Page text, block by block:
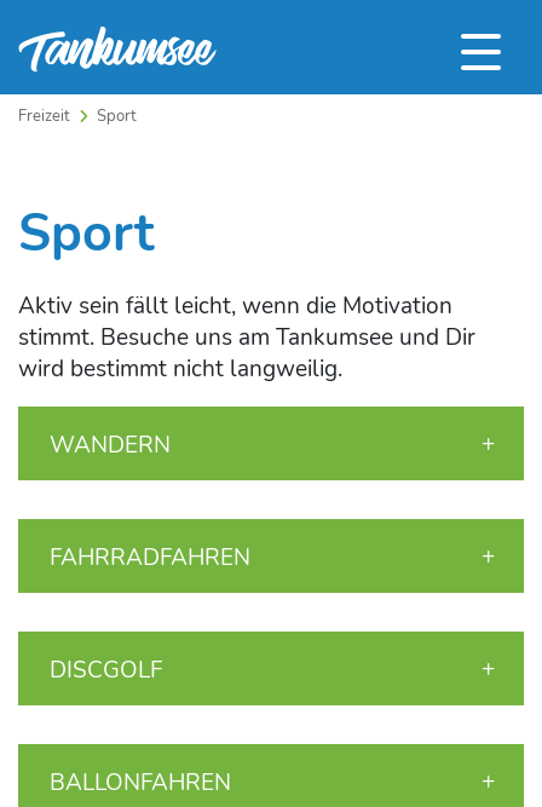
Freizeit Sport
Sport
Aktiv sein fällt leicht, wenn die Motivation
stimmt. Besuche uns am Tankumsee und Dir
wird bestimmt nicht langweilig.
WANDERN
FAHRRADFAHREN
DISCGOLF
BALLONFAHREN